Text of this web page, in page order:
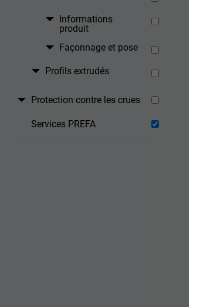
Informations
produit
Façonnage et pose
Profils extrudés
Protection contre les crues
Services PREFA